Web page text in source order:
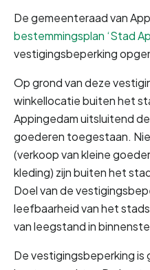
De gemeenteraad van
bestemmingsplan ‘Stad
vestigingsbeperking
Op grond van deze
winkellocatie buiten het
Appingedam uitsluitend
goederen toegestaan.
(verkoop van kleine
kleding) zijn buiten het
Doel van de
leefbaarheid van het
van leegstand in
De vestigingsbeperking